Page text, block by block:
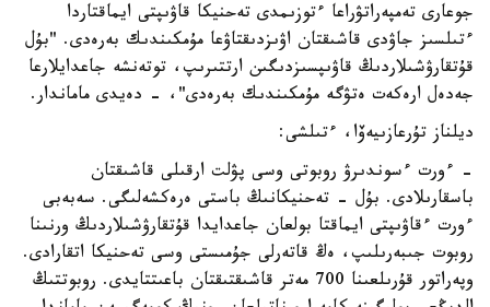
جوعارى تەمپەراتۋراعا ءتوزىمدى تەحنيكا قاۋىپتى ايماقتاردا
ءتىلسىز جاۋدى قاشىقتان اۋىزدىقتاۋعا مۇمكىندىك بەرەدى. "بۇل
قۇتقارۋشىلاردىڭ قاۋىپسىزدىگىن ارتتىرىپ، توتەنشە جاعدايلارعا
جەدەل ارەكەت ەتۋگە مۇمكىندىك بەرەدى"، - دەيدى ماماندار.
ديلناز تۇرعازىيەۆا، ءتىلشى:
- ءورت ءسوندىرۋ روبوتى وسى پۋلت ارقىلى قاشىقتان
باسقارىلادى. بۇل - تەحنيكانىڭ باستى ەرەكشەلىگى. سەبەبى
ءورت ءقاۋىپتى ايماقتا بولعان جاعدايدا قۇتقارۋشىلاردىڭ ورنىنا
روبوت جىبەرىلىپ، ەڭ قاتەرلى جۇمىستى وسى تەحنيكا اتقارادى.
وپەراتور قۇرىلعىنا 700 مەتر قاشىقتىقتان باعىتتايدى. روبوتتىڭ